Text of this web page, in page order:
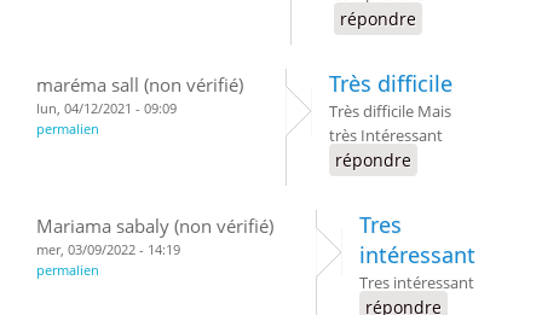
répondre
maréma sall (non vérifié)
lun, 04/12/2021 - 09:09
permalien
Très difficile
Très difficile Mais
très Intéressant
répondre
Mariama sabaly (non vérifié)
mer, 03/09/2022 - 14:19
permalien
Tres
intéressant
Tres intéressant
répondre